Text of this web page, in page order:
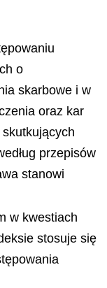
o
skarbowe i w
oraz kar
przepisów
stanowi
w kwestiach
stosuje się